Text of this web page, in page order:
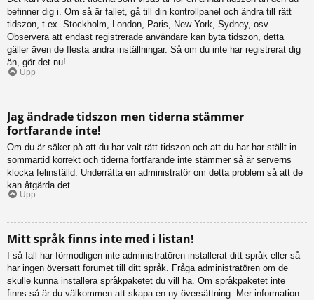
befinner dig i. Om så är fallet, gå till din kontrollpanel och ändra till rätt
tidszon, t.ex. Stockholm, London, Paris, New York, Sydney, osv.
Observera att endast registrerade användare kan byta tidszon, detta
gäller även de flesta andra inställningar. Så om du inte har registrerat dig
än, gör det nu!
Upp
Jag ändrade tidszon men tiderna stämmer
fortfarande inte!
Om du är säker på att du har valt rätt tidszon och att du har har ställt in
sommartid korrekt och tiderna fortfarande inte stämmer så är serverns
klocka felinställd. Underrätta en administratör om detta problem så att de
kan åtgärda det.
Upp
Mitt språk finns inte med i listan!
I så fall har förmodligen inte administratören installerat ditt språk eller så
har ingen översatt forumet till ditt språk. Fråga administratören om de
skulle kunna installera språkpaketet du vill ha. Om språkpaketet inte
finns så är du välkommen att skapa en ny översättning. Mer information